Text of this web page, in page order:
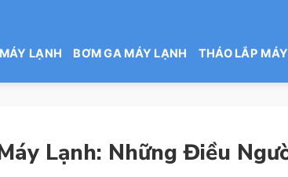
LẠNH BƠM GA MÁY LẠNH THÁO LẮP
Lạnh: Những Điều